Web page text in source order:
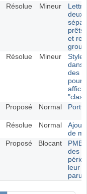
Résolue Mineur
deux
prêts
et
Résolue Mineur
Style
dans
des
pour
Proposé Normal
Résolue Normal
Ajout
de
Proposé Blocant
PMB
des
leur